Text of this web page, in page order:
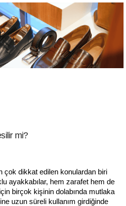
mi?
çok dikkat edilen konulardan biri
ayakkabılar, hem zarafet hem de
birçok kişinin dolabında mutlaka
uzun süreli kullanım girdiğinde